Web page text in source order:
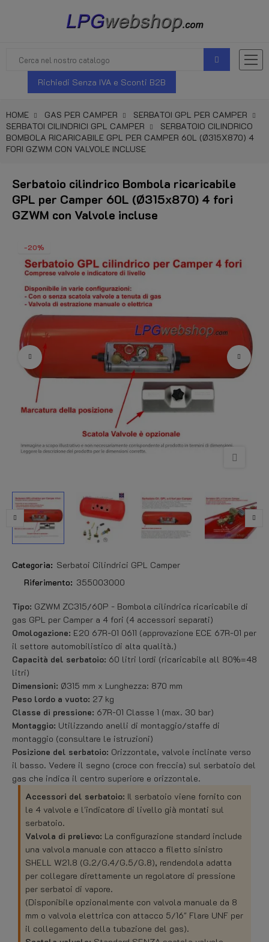
Richiedi Senza IVA e Sconti B2B
HOME GAS PER CAMPER
SERBATOI GPL PER CAMPER
SERBATOI CILINDRICI GPL CAMPER
SERBATOIO CILINDRICO
BOMBOLA RICARICABILE GPL PER CAMPER 60L (Ø315X870) 4
FORI GZWM CON VALVOLE INCLUSE
Serbatoio cilindrico Bombola ricaricabile
GPL per Camper 60L (Ø315x870) 4 fori
GZWM con Valvole incluse
-20%
Categoria: Serbatoi Cilindrici GPL Camper
Riferimento: 355003000
Tipo: GZWM ZC315/60P - Bombola cilindrica ricaricabile di
gas GPL per Camper a 4 fori (4 accessori separati)
Omologazione: E20 67R-01 0611 (approvazione ECE 67R-01 per
il settore automobilistico di alta qualità.)
Capacità del serbatoio: 60 litri lordi (ricaricabile all 80%=48
litri)
Dimensioni: Ø315 mm x Lunghezza: 870 mm
Peso lordo a vuoto: 27 kg
Classe di pressione: 67R-01 Classe 1 (max. 30 bar)
Montaggio: Utilizzando anelli di montaggio/staffe di
montaggio (consultare le istruzioni)
Posizione del serbatoio: Orizzontale, valvole inclinate verso
il basso. Vedere il segno (croce con freccia) sul serbatoio del
gas che indica il centro superiore e orizzontale.
Accessori del serbatoio: Il serbatoio viene fornito con
le 4 valvole e l'indicatore di livello già montati sul
serbatoio.
Valvola di prelievo: La configurazione standard include
una valvola manuale con attacco a filetto sinistro
SHELL W21.8 (G.2/G.4/G.5/G.8), rendendola adatta
per collegare direttamente un regolatore di pressione
per serbatoi di vapore.
(Disponibile opzionalmente con valvola manuale da 8
mm o valvola elettrica con attacco 5/16" Flare UNF per
il collegamento della tubazione del gas).